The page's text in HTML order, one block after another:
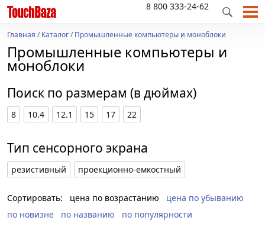
8 800 333-24-62
Главная /Каталог/Промышленные компьютеры и моноблоки
Промышленные компьютеры и
моноблоки
Поиск по размерам (в дюймах)
8 10.4 12.1 15 17 22
Тип сенсорного экрана
резистивный проекционно-емкостный
Сортировать: цена по возрастанию
цена по убыванию
по новизне
по названию по популярности